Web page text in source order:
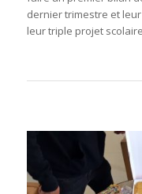
dernier trimestre et
leur triple projet